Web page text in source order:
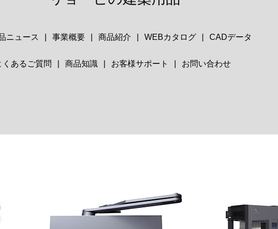
ニュース 事業概要 商品紹介 WEBカタログ CADデータ
くあるご質問 商品知識 お客様サポート お問い合わせ